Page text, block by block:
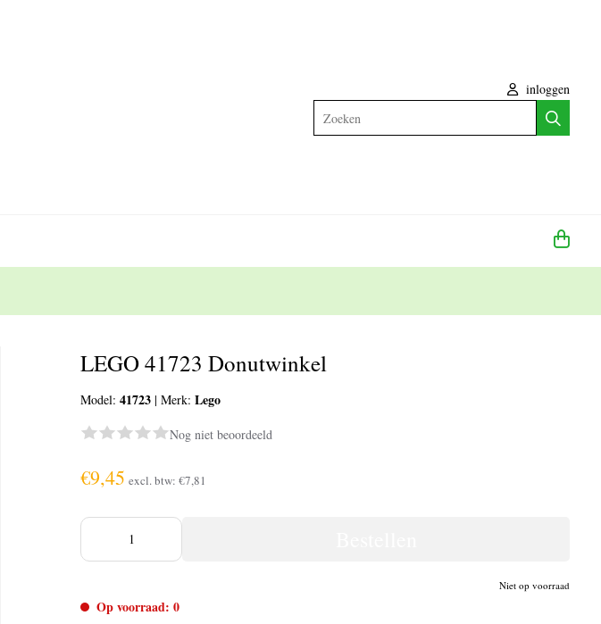
inloggen
LEGO 41723 Donutwinkel
Model:41723 |Merk:Lego
Nog niet beoordeeld
€9,45 excl. btw:€7,81
Niet op voorraad
Op voorraad: 0